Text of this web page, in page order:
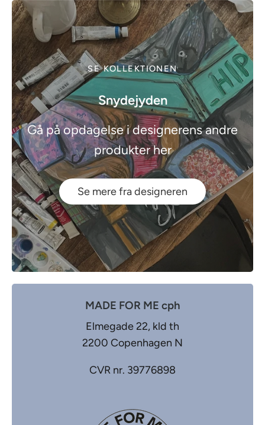
SE KOLLEKTIONEN
Snydejyden
Gå på opdagelse i designerens andre
produkter her
Se mere fra designeren
MADE FOR ME cph
Elmegade 22, kld th
2200 Copenhagen N
CVR nr. 39776898